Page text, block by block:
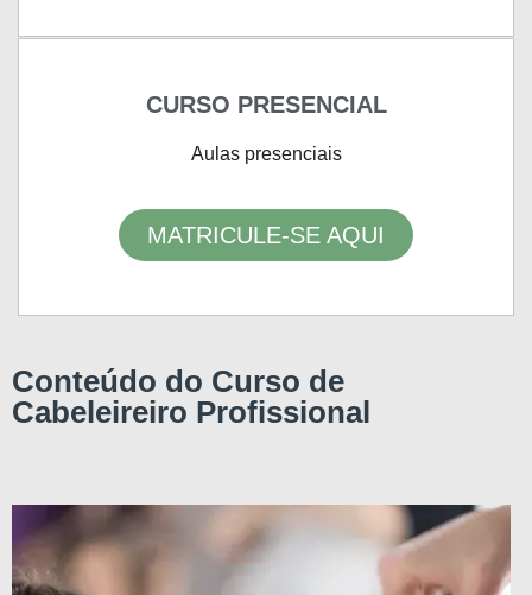
CURSO PRESENCIAL
Aulas presenciais
MATRICULE-SE AQUI
Conteúdo do Curso de
Cabeleireiro Profissional